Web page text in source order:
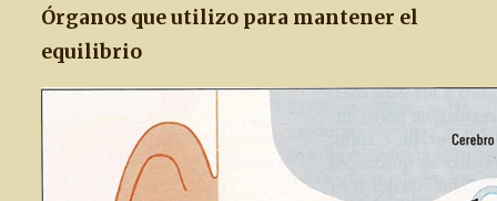
Órganos que utilizo para mantener el
equilibrio